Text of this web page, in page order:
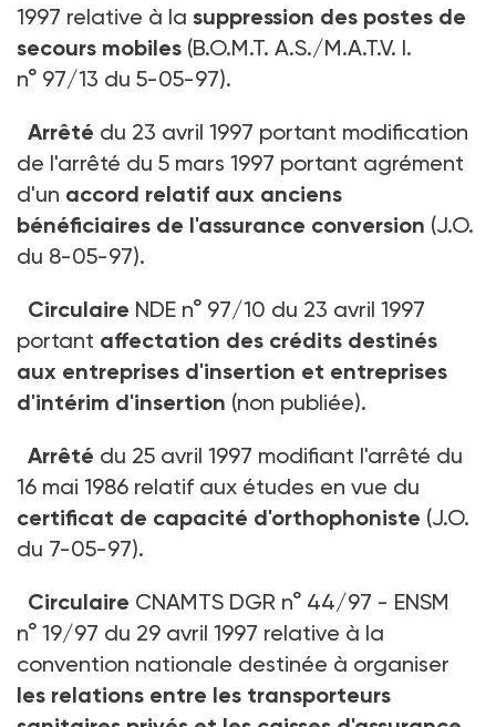
1997 relative à la suppression des postes de
secours mobiles (B.O.M.T. A.S./M.A.T.V. I.
n° 97/13 du 5-05-97).
Arrêté du 23 avril 1997 portant modification
de l'arrêté du 5 mars 1997 portant agrément
d'un accord relatif aux anciens
bénéficiaires de l'assurance conversion (J.O.
du 8-05-97).
Circulaire NDE n° 97/10 du 23 avril 1997
portant affectation des crédits destinés
aux entreprises d'insertion et entreprises
d'intérim d'insertion (non publiée).
Arrêté du 25 avril 1997 modifiant l'arrêté du
16 mai 1986 relatif aux études en vue du
certificat de capacité d'orthophoniste (J.O.
du 7-05-97).
Circulaire CNAMTS DGR n° 44/97 - ENSM
n° 19/97 du 29 avril 1997 relative à la
convention nationale destinée à organiser
les relations entre les transporteurs